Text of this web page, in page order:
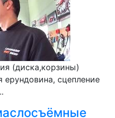
(диска,корзины)
ерундовина, сцепление